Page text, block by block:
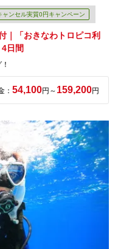
ャンセル実質0円キャンペーン
｜「おきなわトロピコ利
日間
： 54,100円～ 159,200円